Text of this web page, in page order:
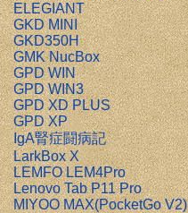
ELEGIANT
GKD MINI
GKD350H
GMK NucBox
GPD WIN
GPD WIN3
GPD XD PLUS
GPD XP
IgA腎症闘病記
LarkBox X
LEMFO LEM4Pro
Lenovo Tab P11 Pro
MIYOO MAX(PocketGo V2)